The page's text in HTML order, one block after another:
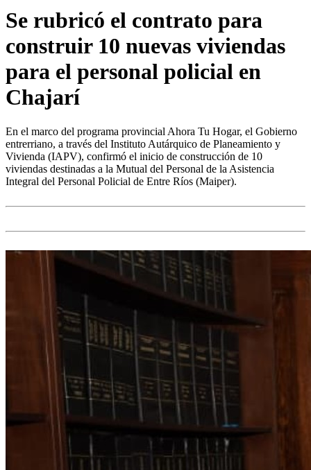
Se rubricó el contrato para
construir 10 nuevas viviendas
para el personal policial en
Chajarí
En el marco del programa provincial Ahora Tu Hogar, el Gobierno
entrerriano, a través del Instituto Autárquico de Planeamiento y
Vivienda (IAPV), confirmó el inicio de construcción de 10
viviendas destinadas a la Mutual del Personal de la Asistencia
Integral del Personal Policial de Entre Ríos (Maiper).